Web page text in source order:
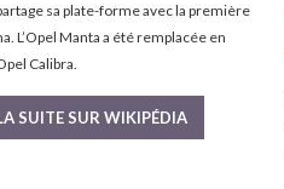
sa plate-forme avec la première
L’Opel Manta a été remplacée en
Calibra.
SUITE SUR WIKIPÉDIA